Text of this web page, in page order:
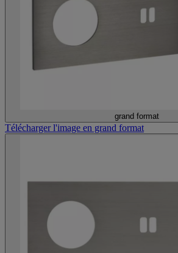
grand format
Télécharger l'image en grand format